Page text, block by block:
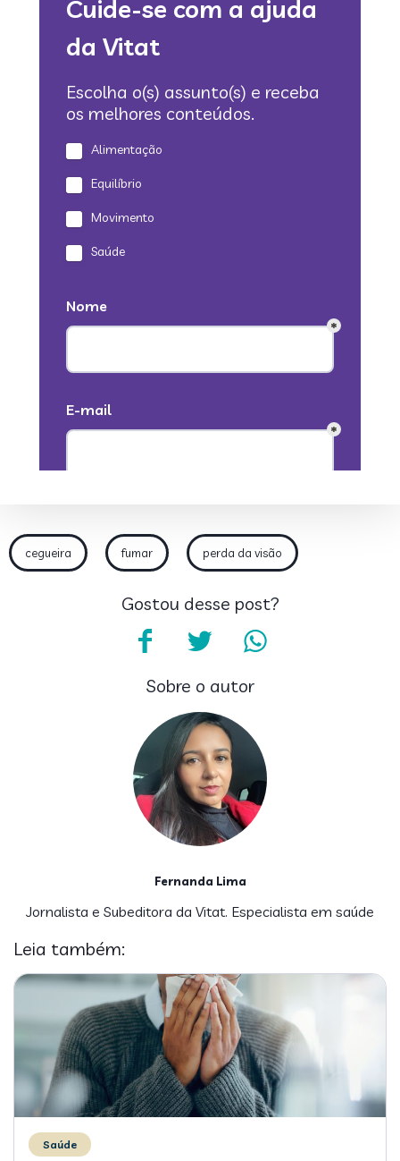
cegueira fumar perda da visão
Gostou desse post?
Sobre o autor
Fernanda Lima
Jornalista e Subeditora da Vitat. Especialista em saúde
Leia também:
Saúde